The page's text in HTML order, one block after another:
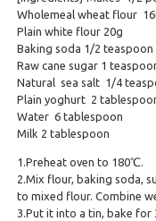
Wholemeal wheat flour
Plain white flour 20g
Baking soda 1/2 teaspoon
Raw cane sugar 1
Natural sea salt 1/4
Plain yoghurt 2
Water 6 tablespoon
Milk 2 tablespoon
1.Preheat oven to 180℃.
2.Mix flour, baking soda,
to mixed flour. Combine
3.Put it into a tin, bake for